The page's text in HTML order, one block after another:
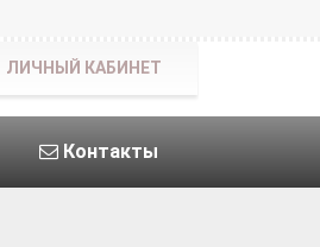
Контакты
ЛИЧНЫЙ КАБИНЕТ